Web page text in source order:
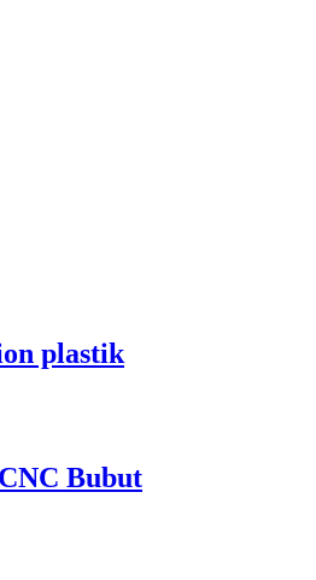
plastik
Bubut